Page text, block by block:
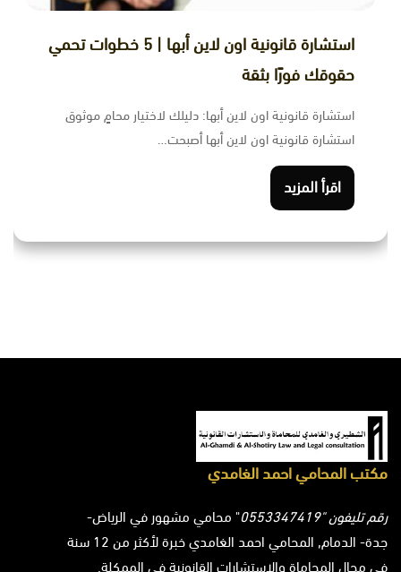
استشارة قانونية اون لاين أبها | 5 خطوات تحمي
حقوقك فورًا بثقة
استشارة قانونية اون لاين أبها: دليلك لاختيار محامٍ موثوق
استشارة قانونية اون لاين أبها أصبحت…
اقرأ المزيد
مكتب المحامي احمد الغامدي
رقم تليفون "0553347419
" محامي مشهور في الرياض-
جدة- الدمام, المحامي احمد الغامدي خبرة لأكثر من 12 سنة
في مجال المحاماة والاستشارات القانونية في الممكلة.